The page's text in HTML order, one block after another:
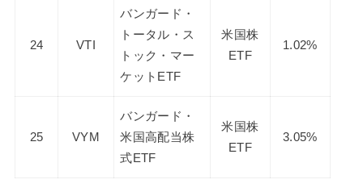
24 VTI
バンガード・
トータル・ス
トック・マー
ケットETF
米国株
ETF
1.02%
25 VYM
バンガード・
米国高配当株
式ETF
米国株
ETF
3.05%